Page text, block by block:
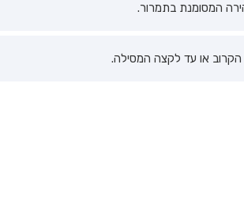
המסומנת בתמרור.
או עד לקצה המסילה.